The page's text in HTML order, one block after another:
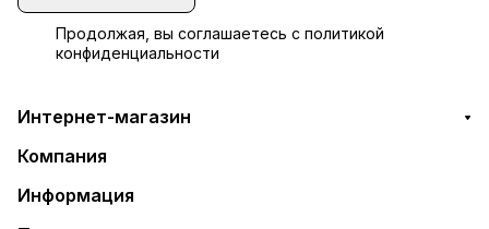
Продолжая, вы соглашаетесь с политикой
конфиденциальности
Интернет-магазин
Компания
Информация